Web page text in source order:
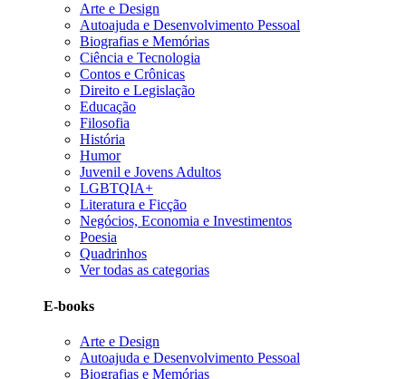
Arte e Design
Autoajuda e Desenvolvimento Pessoal
Biografias e Memórias
Ciência e Tecnologia
Contos e Crônicas
Direito e Legislação
Educação
Filosofia
História
Humor
Juvenil e Jovens Adultos
LGBTQIA+
Literatura e Ficção
Negócios, Economia e Investimentos
Poesia
Quadrinhos
Ver todas as categorias
E-books
Arte e Design
Autoajuda e Desenvolvimento Pessoal
Biografias e Memórias